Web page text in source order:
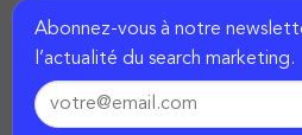
Abonnez-vous à notre
l’actualité du search marketing.